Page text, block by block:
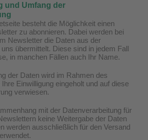
und Umfang der
besteht die Möglichkeit einen
zu abonnieren. Dabei werden bei
Newsletter die Daten aus der
übermittelt. Diese sind in jedem Fall
in manchen Fällen auch Ihr Name.
der Daten wird im Rahmen des
Einwilligung eingeholt und auf diese
verwiesen.
mit der Datenverarbeitung für
keine Weitergabe der Daten
werden ausschließlich für den Versand